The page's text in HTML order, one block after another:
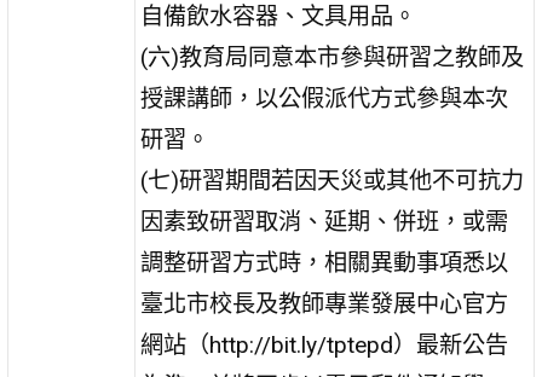
自備飲水容器、文具用品。
(六)教育局同意本市參與研習之教師及
授課講師，以公假派代方式參與本次
研習。
(七)研習期間若因天災或其他不可抗力
因素致研習取消、延期、併班，或需
調整研習方式時，相關異動事項悉以
臺北市校長及教師專業發展中心官方
網站（http://bit.ly/tptepd）最新公告